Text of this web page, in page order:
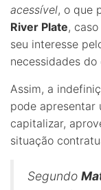
acessível, o que
River Plate,
seu interesse
necessidades
Assim, a
pode apresentar
capitalizar,
situação
Segundo